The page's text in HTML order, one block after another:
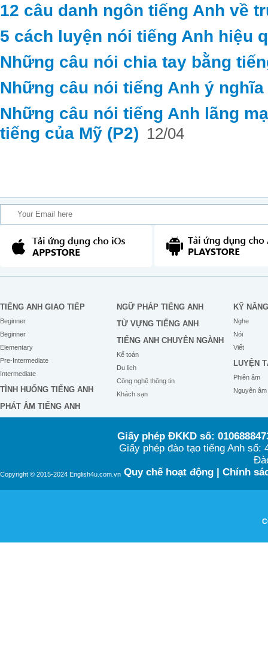
12 câu danh ngôn tiếng Anh về
5 cách luyện nói tiếng Anh hiệu
Những câu nói chia tay bằng
Những câu nói tiếng Anh ý
Những câu nói tiếng Anh lãng
tiếng của Mỹ (P2) 12/04
TIẾNG ANH GIAO TIẾP
Beginner
Beginner
Elementary
Pre-Intermediate
Intermediate
TÌNH HUỐNG TIẾNG ANH
PHÁT ÂM TIẾNG ANH
NGỮ PHÁP TIẾNG ANH
TỪ VỰNG TIẾNG ANH
TIẾNG ANH CHUYÊN NGÀNH
Kế toán
Du lịch
Công nghệ thông tin
Khách sạn
KỸ NĂNG
Nghe
Nói
Viết
LUYỆN
Phiên âm
Nguyên âm
Copyright © 2015-2024 English4u.com.vn
Giấy phép ĐKKD số:
Giấy phép đào tạo tiếng Anh
Quy chế hoạt động| Chính